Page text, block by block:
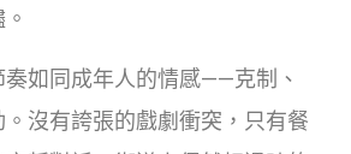
如同成年人的情感——克制、
沒有誇張的戲劇衝突，只有餐